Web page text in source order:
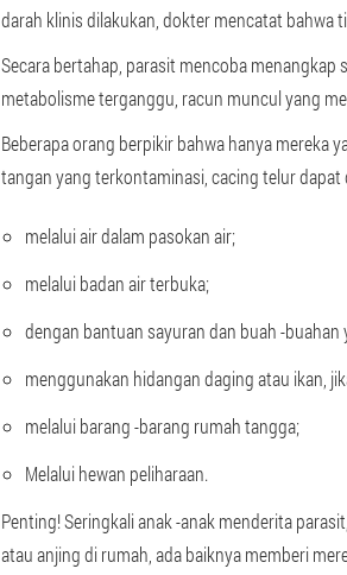
darah klinis dilakukan, dokter mencatat bahwa
Secara bertahap, parasit mencoba
metabolisme terganggu, racun muncul yang
Beberapa orang berpikir bahwa hanya mereka
tangan yang terkontaminasi, cacing telur
melalui air dalam pasokan air;
melalui badan air terbuka;
dengan bantuan sayuran dan buah -buahan
menggunakan hidangan daging atau ikan,
melalui barang -barang rumah tangga;
Melalui hewan peliharaan.
Penting! Seringkali anak -anak menderita
atau anjing di rumah, ada baiknya memberi